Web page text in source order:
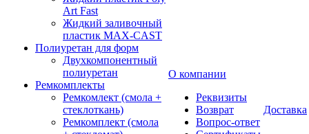
Art Fast
Жидкий заливочный
пластик MAX-CAST
Полиуретан для форм
Двухкомпонентный
полиуретан
Ремкомплекты
Ремкомлект (смола +
стеклоткань)
Ремкомплект (смола
О компании
Реквизиты
Возврат
Вопрос-ответ
Доставка